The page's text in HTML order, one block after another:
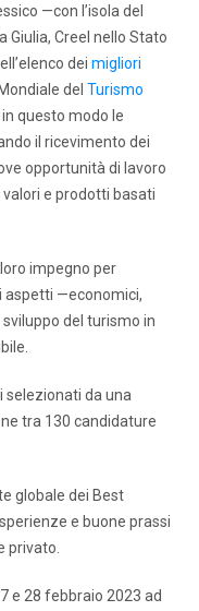
—con l’isola del
Giulia, Creel nello Stato
dei migliori
del Turismo
questo modo le
il ricevimento dei
opportunità di lavoro
e prodotti basati
loro impegno per
aspetti —economici,
del turismo in
selezionati da una
tra 130 candidature
globale dei Best
e buone prassi
privato.
e 28 febbraio 2023 ad